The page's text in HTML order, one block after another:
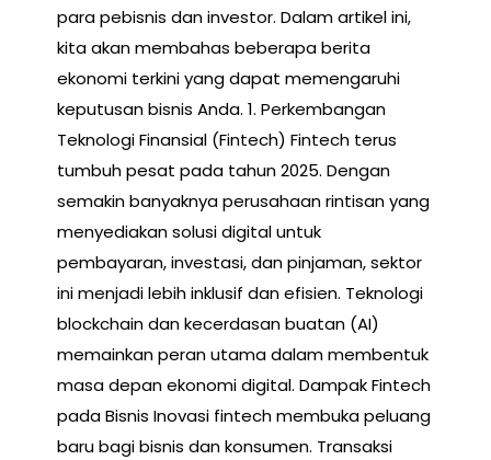
para pebisnis dan investor. Dalam artikel ini,
kita akan membahas beberapa berita
ekonomi terkini yang dapat memengaruhi
keputusan bisnis Anda. 1. Perkembangan
Teknologi Finansial (Fintech) Fintech terus
tumbuh pesat pada tahun 2025. Dengan
semakin banyaknya perusahaan rintisan yang
menyediakan solusi digital untuk
pembayaran, investasi, dan pinjaman, sektor
ini menjadi lebih inklusif dan efisien. Teknologi
blockchain dan kecerdasan buatan (AI)
memainkan peran utama dalam membentuk
masa depan ekonomi digital. Dampak Fintech
pada Bisnis Inovasi fintech membuka peluang
baru bagi bisnis dan konsumen. Transaksi